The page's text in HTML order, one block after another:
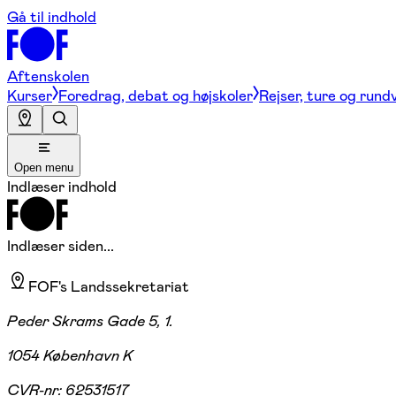
Gå til indhold
Aftenskolen
Kurser Foredrag, debat og højskoler Rejser, ture og
Open menu
Indlæser indhold
Indlæser siden...
FOF's Landssekretariat
Peder Skrams Gade 5, 1.
1054 København K
CVR-nr: 62531517